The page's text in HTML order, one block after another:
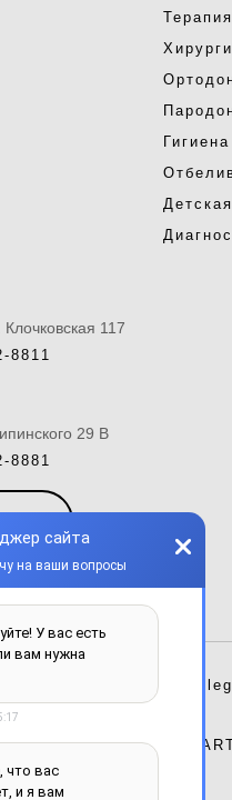
Терапия
Гигиена
Клочковская 117
8811
29 В
8881
разработан студией